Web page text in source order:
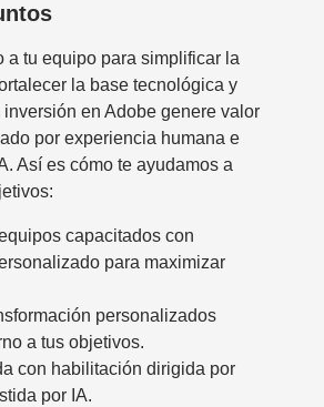
a tu equipo para simplificar la
la base tecnológica y
en Adobe genere valor
por experiencia humana e
Así es cómo te ayudamos a
capacitados con
para maximizar
personalizados
a tus objetivos.
con habilitación dirigida por
por IA.